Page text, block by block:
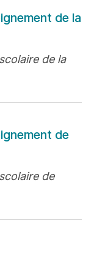
de la
de la
de
de